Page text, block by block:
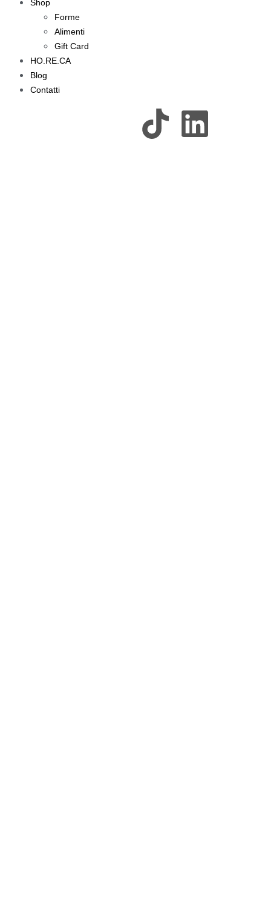
Shop
Forme
Alimenti
Gift Card
HO.RE.CA
Blog
Contatti